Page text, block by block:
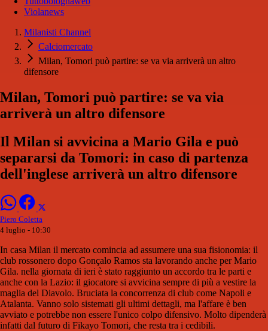
Violanews
Milanisti Channel
Calciomercato
Milan, Tomori può partire: se va via arriverà un altro
difensore
Milan, Tomori può partire: se va via
arriverà un altro difensore
Il Milan si avvicina a Mario Gila e può
separarsi da Tomori: in caso di partenza
dell'inglese arriverà un altro difensore
Piero Coletta
4 luglio - 10:30
In casa Milan il mercato comincia ad assumere una sua fisionomia: il
club rossonero dopo Gonçalo Ramos sta lavorando anche per Mario
Gila. nella giornata di ieri è stato raggiunto un accordo tra le parti e
anche con la Lazio: il giocatore si avvicina sempre di più a vestire la
maglia del Diavolo. Bruciata la concorrenza di club come Napoli e
Atalanta. Vanno solo sistemati gli ultimi dettagli, ma l'affare è ben
avviato e potrebbe non essere l'unico colpo difensivo. Molto dipenderà
infatti dal futuro di Fikayo Tomori, che resta tra i cedibili.